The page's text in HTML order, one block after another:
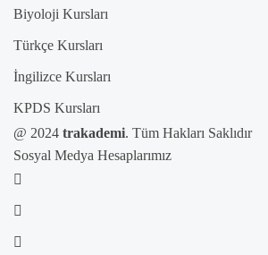
Biyoloji Kursları
Türkçe Kursları
İngilizce Kursları
KPDS Kursları
@ 2024 trakademi. Tüm Hakları Saklıdır
Sosyal Medya Hesaplarımız